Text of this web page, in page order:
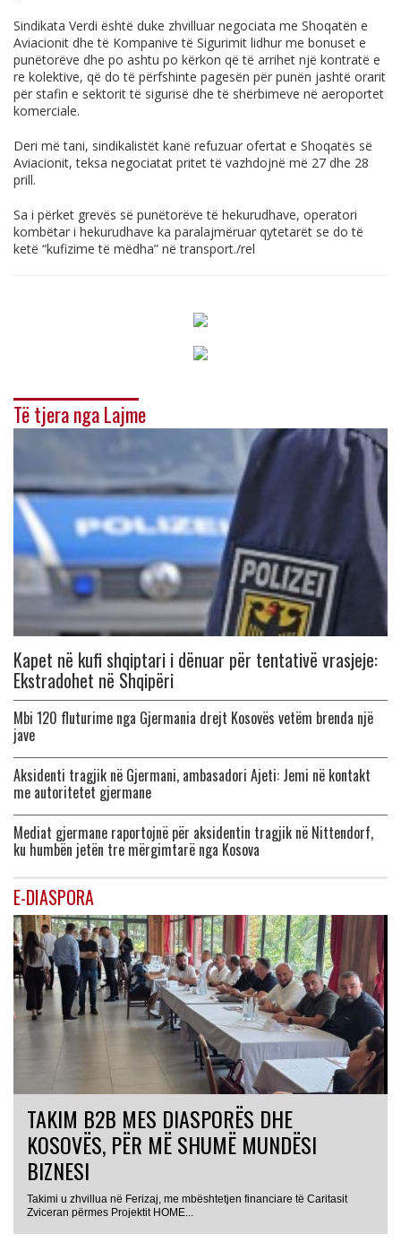
Sindikata Verdi është duke zhvilluar negociata me Shoqatën e
Aviacionit dhe të Kompanive të Sigurimit lidhur me bonuset e
punëtorëve dhe po ashtu po kërkon që të arrihet një kontratë e
re kolektive, që do të përfshinte pagesën për punën jashtë orarit
për stafin e sektorit të sigurisë dhe të shërbimeve në aeroportet
komerciale.
Deri më tani, sindikalistët kanë refuzuar ofertat e Shoqatës së
Aviacionit, teksa negociatat pritet të vazhdojnë më 27 dhe 28
prill.
Sa i përket grevës së punëtorëve të hekurudhave, operatori
kombëtar i hekurudhave ka paralajmëruar qytetarët se do të
ketë “kufizime të mëdha” në transport./rel
Të tjera nga Lajme
Kapet në kufi shqiptari i dënuar për tentativë vrasjeje:
Ekstradohet në Shqipëri
Mbi 120 fluturime nga Gjermania drejt Kosovës vetëm brenda një
jave
Aksidenti tragjik në Gjermani, ambasadori Ajeti: Jemi në kontakt
me autoritetet gjermane
Mediat gjermane raportojnë për aksidentin tragjik në Nittendorf,
ku humbën jetën tre mërgimtarë nga Kosova
E-DIASPORA
TAKIM B2B MES DIASPORËS DHE
KOSOVËS, PËR MË SHUMË MUNDËSI
BIZNESI
Takimi u zhvillua në Ferizaj, me mbështetjen financiare të Caritasit
Zviceran përmes Projektit HOME...